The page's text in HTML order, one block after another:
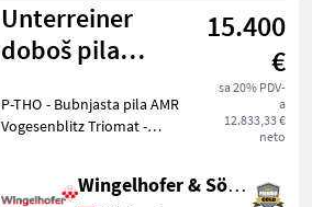
Unterreiner
doboš pila
15.400
€
sa 20% PDV-
a
12.833,33 €
neto
P-THO - Bubnjasta pila AMR
Vogesenblitz Triomat -
Teleskopska transportna
Wingelhofer & Söhne GmbH